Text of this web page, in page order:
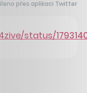
přes aplikaci Twitter
status/